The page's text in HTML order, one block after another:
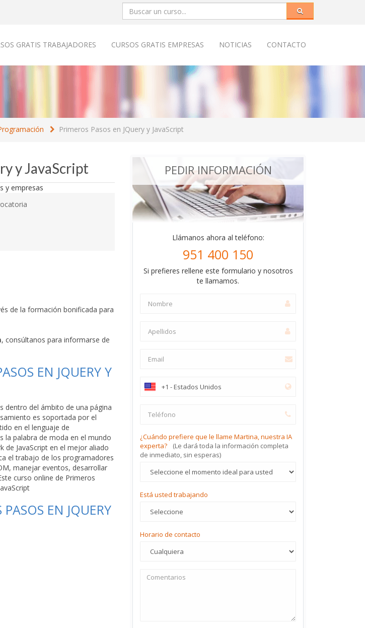
GRATIS TRABAJADORES CURSOS GRATIS EMPRESAS NOTICIAS CONTACTO
Primeros Pasos en JQuery y JavaScript
y JavaScript
de la formación bonificada para
, consúltanos para informarse de
EN JQUERY Y
dentro del ámbito de una página
es soportada por el
en el lenguaje de
la palabra de moda en el mundo
de JavaScript en el mejor aliado
el trabajo de los programadores
manejar eventos, desarrollar
curso online de Primeros
EN JQUERY
PEDIR INFORMACIÓN
Llámanos ahora al teléfono:
951 400 150
Si prefieres rellene este formulario y nosotros
te llamamos.
¿Cuándo prefiere que le llame Martina, nuestra IA
experta?
(Le dará toda la información completa
de inmediato, sin esperas)
Está usted trabajando
Horario de contacto